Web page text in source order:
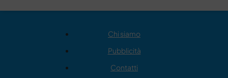
Chi siamo
Pubblicità
Contatti